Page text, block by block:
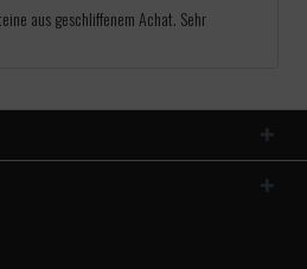
aus geschliffenem Achat. Sehr